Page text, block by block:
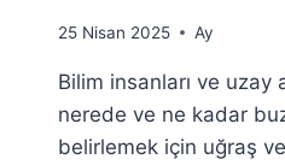
By
Fuat
Özyar
25 Nisan 2025 Ay
Bilim insanları ve uzay
nerede ve ne kadar
belirlemek için uğraş